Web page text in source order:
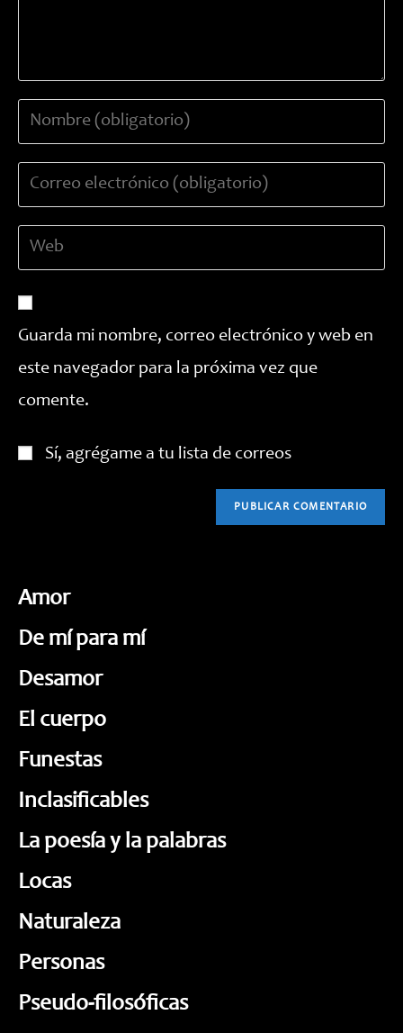
usuario
para
de
para
comentar
(opcional)
Guarda mi nombre, correo electrónico y web en
este navegador para la próxima vez que
comente.
Sí, agrégame a tu lista de correos
Amor
De mí para mí
Desamor
El cuerpo
Funestas
Inclasificables
La poesía y la palabras
Locas
Naturaleza
Personas
Pseudo-filosóficas